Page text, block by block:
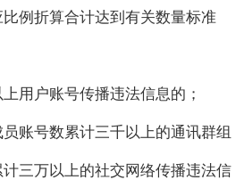
例折算合计达到有关数量标准
用户账号传播违法信息的；
员账号数累计三千以上的通讯群组
三万以上的社交网络传播违法信